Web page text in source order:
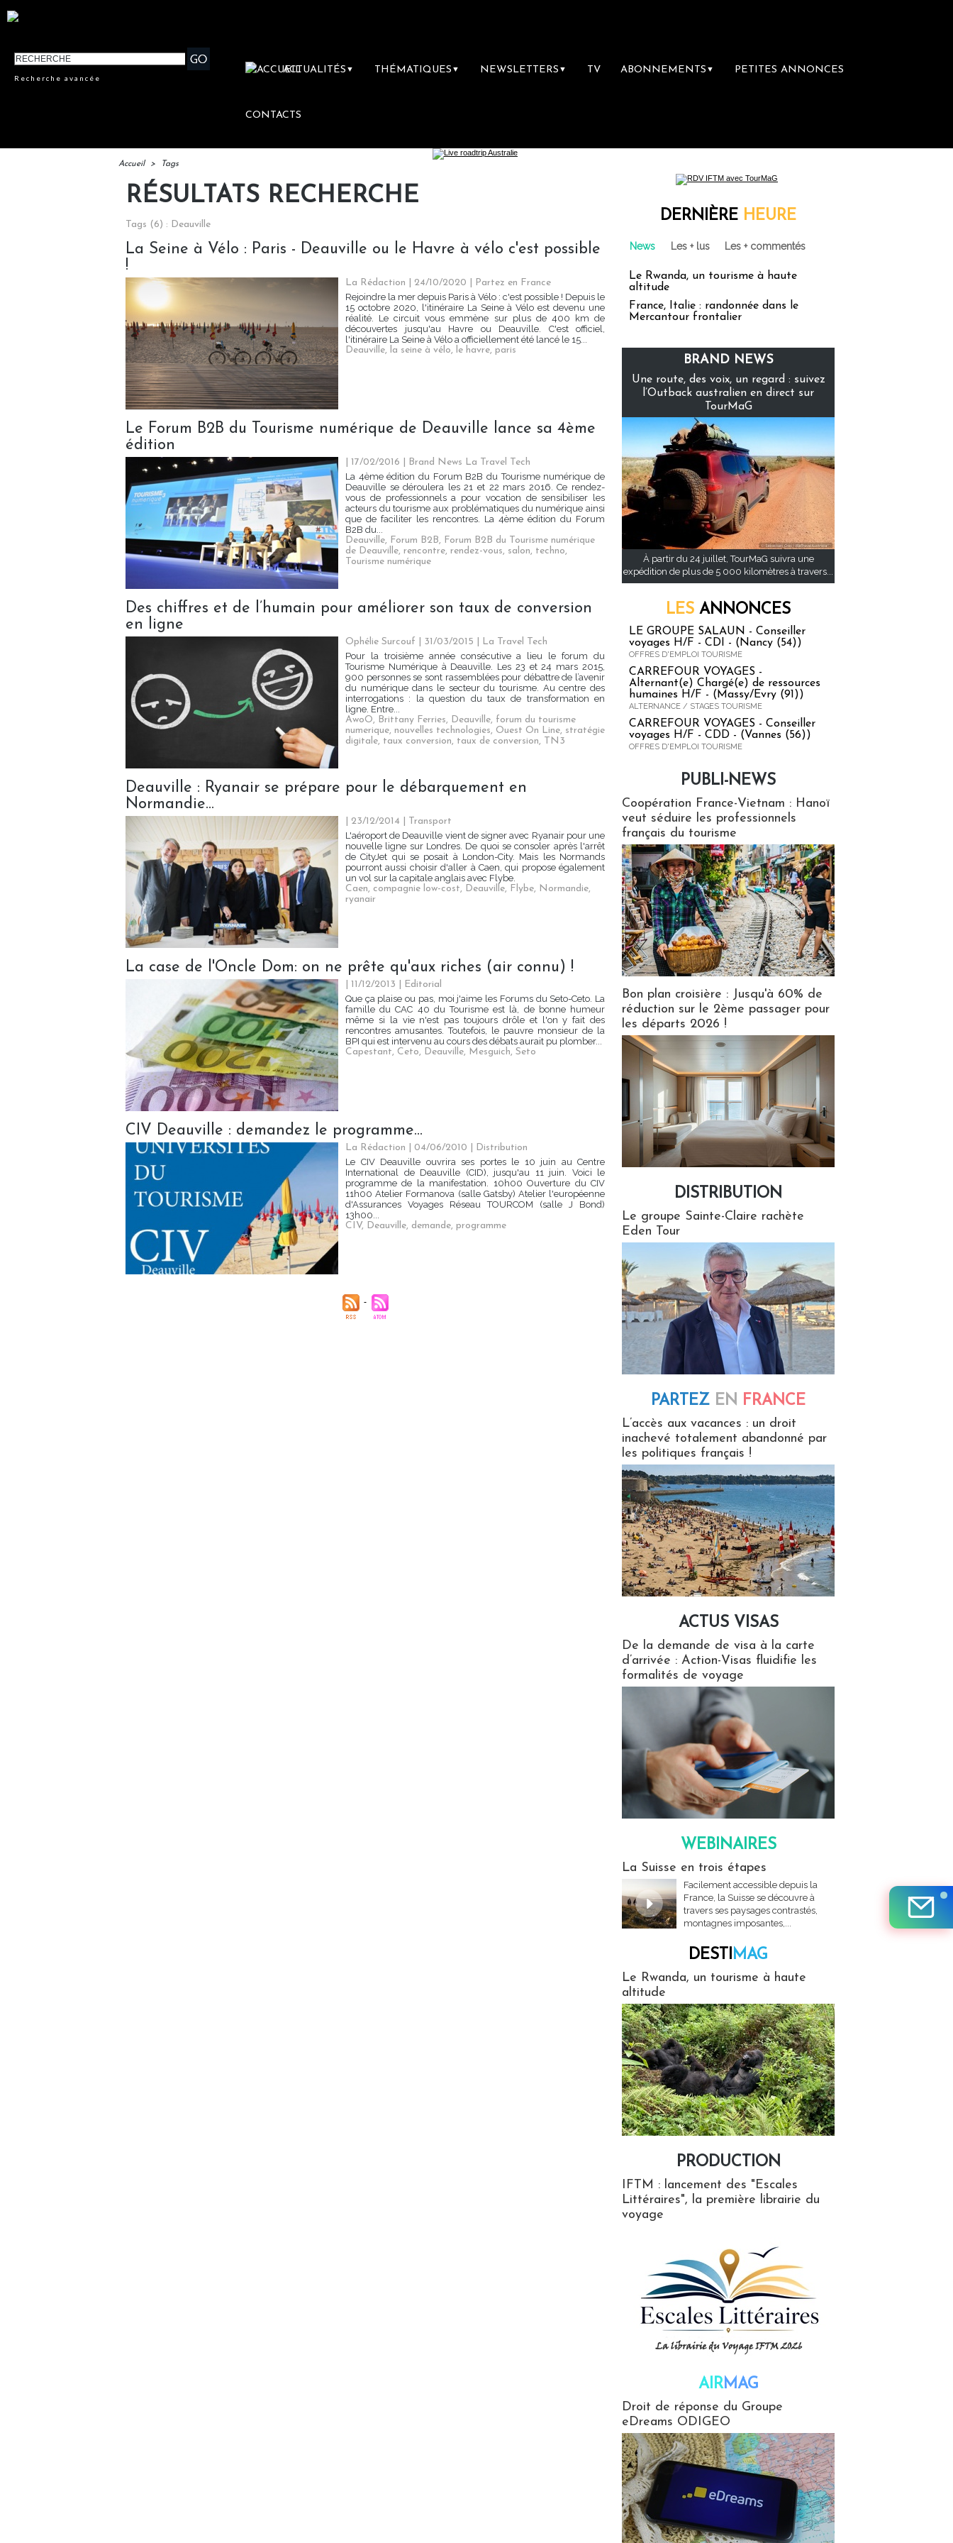
Recherche avancée
ACTUALITÉS ▼ THÉMATIQUES ▼ NEWSLETTERS ▼ TV ABONNEMENTS ▼ PETITES ANNONCES
CONTACTS
Accueil > Tags
RÉSULTATS RECHERCHE
Tags (6) : Deauville
La Seine à Vélo : Paris - Deauville ou le Havre à vélo c'est possible
!
La Rédaction | 24/10/2020
Partez en France
Rejoindre la mer depuis Paris à Vélo : c'est possible ! Depuis le
15 octobre 2020, l'itinéraire La Seine à Vélo est devenu une
réalité. Le circuit vous emmène sur plus de 400 km de
découvertes jusqu'au Havre ou Deauville. C'est officiel,
l'itinéraire La Seine à Vélo a officiellement été lancé le 15...
Deauville, la seine à vélo, le havre, paris
Le Forum B2B du Tourisme numérique de Deauville lance sa 4ème
édition
| 17/02/2016
Brand News La Travel Tech
La 4ème édition du Forum B2B du Tourisme numérique de
Deauville se déroulera les 21 et 22 mars 2016. Ce rendez-
vous de professionnels a pour vocation de sensibiliser les
acteurs du tourisme aux problématiques du numérique ainsi
que de faciliter les rencontres. La 4ème édition du Forum
B2B du...
Deauville, Forum B2B, Forum B2B du Tourisme numérique
de Deauville, rencontre, rendez-vous, salon, techno,
Tourisme numérique
Des chiffres et de l’humain pour améliorer son taux de conversion
en ligne
Ophélie Surcouf | 31/03/2015
La Travel Tech
Pour la troisième année consécutive a lieu le forum du
Tourisme Numérique à Deauville. Les 23 et 24 mars 2015,
900 personnes se sont rassemblées pour débattre de l’avenir
du numérique dans le secteur du tourisme. Au centre des
interrogations : la question du taux de transformation en
ligne. Entre...
AwoO, Brittany Ferries, Deauville, forum du tourisme
numerique, nouvelles technologies, Ouest On Line, stratégie
digitale, taux conversion, taux de conversion, TN3
Deauville : Ryanair se prépare pour le débarquement en
Normandie...
| 23/12/2014
Transport
L'aéroport de Deauville vient de signer avec Ryanair pour une
nouvelle ligne sur Londres. De quoi se consoler après l'arrêt
de CityJet qui se posait à London-City. Mais les Normands
pourront aussi choisir d'aller à Caen, qui propose également
un vol sur la capitale anglais avec Flybe.
Caen, compagnie low-cost, Deauville, Flybe, Normandie,
ryanair
La case de l'Oncle Dom: on ne prête qu'aux riches (air connu) !
| 11/12/2013
Editorial
Que ça plaise ou pas, moi j'aime les Forums du Seto-Ceto. La
famille du CAC 40 du Tourisme est là, de bonne humeur
même si la vie n'est pas toujours drôle et l'on y fait des
rencontres amusantes. Toutefois, le pauvre monsieur de la
BPI qui est intervenu au cours des débats aurait pu plomber...
Capestant, Ceto, Deauville, Mesguich, Seto
CIV Deauville : demandez le programme...
La Rédaction | 04/06/2010
Distribution
Le CIV Deauville ouvrira ses portes le 10 juin au Centre
International de Deauville (CID), jusqu'au 11 juin. Voici le
programme de la manifestation. 10h00 Ouverture du CIV
11h00 Atelier Formanova (salle Gatsby) Atelier l'européenne
d'Assurances Voyages Réseau TOURCOM (salle J Bond)
13h00...
CIV, Deauville, demande, programme
DERNIÈRE HEURE
News Les + lus Les + commentés
Le Rwanda, un tourisme à haute
altitude
France, Italie : randonnée dans le
Mercantour frontalier
BRAND NEWS
Une route, des voix, un regard : suivez
l’Outback australien en direct sur
TourMaG
À partir du 24 juillet, TourMaG suivra une
expédition de plus de 5 000 kilomètres à travers...
LES ANNONCES
LE GROUPE SALAUN - Conseiller
voyages H/F - CDI - (Nancy (54))
OFFRES D'EMPLOI TOURISME
CARREFOUR VOYAGES -
Alternant(e) Chargé(e) de ressources
humaines H/F - (Massy/Evry (91))
ALTERNANCE / STAGES TOURISME
CARREFOUR VOYAGES - Conseiller
voyages H/F - CDD - (Vannes (56))
OFFRES D'EMPLOI TOURISME
PUBLI-NEWS
Coopération France-Vietnam : Hanoï
veut séduire les professionnels
français du tourisme
Bon plan croisière : Jusqu'à 60% de
réduction sur le 2ème passager pour
les départs 2026 !
DISTRIBUTION
Le groupe Sainte-Claire rachète
Eden Tour
PARTEZ EN FRANCE
L’accès aux vacances : un droit
inachevé totalement abandonné par
les politiques français !
ACTUS VISAS
De la demande de visa à la carte
d’arrivée : Action-Visas fluidifie les
formalités de voyage
WEBINAIRES
La Suisse en trois étapes
Facilement accessible depuis la
France, la Suisse se découvre à
travers ses paysages contrastés,
montagnes imposantes,...
DESTIMAG
Le Rwanda, un tourisme à haute
altitude
PRODUCTION
IFTM : lancement des "Escales
Littéraires", la première librairie du
voyage
AIRMAG
Droit de réponse du Groupe
eDreams ODIGEO